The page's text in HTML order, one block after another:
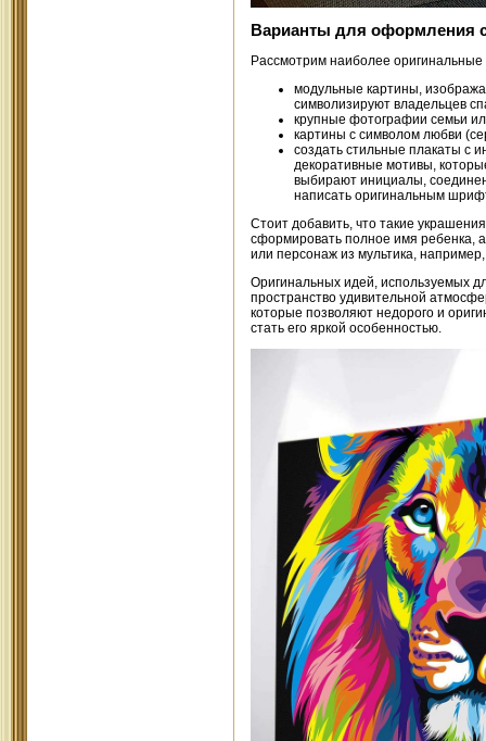
Варианты для оформления
Рассмотрим наиболее
модульные картины,
символизируют владельцев
крупные фотографии семьи
картины с символом любви
создать стильные плакаты с
декоративные мотивы,
выбирают инициалы,
написать оригинальным
Стоит добавить, что такие
сформировать полное имя ребенка,
или персонаж из мультика,
Оригинальных идей, используемых
пространство удивительной
которые позволяют недорого и
стать его яркой особенностью.